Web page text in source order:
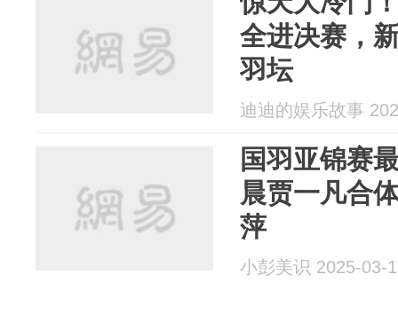
全进决赛，
羽坛
迪迪的娱乐故事
国羽亚锦赛
晨贾一凡合
萍
小彭美识 2025-03-